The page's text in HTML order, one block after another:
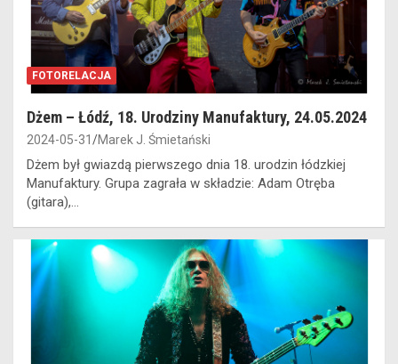
FOTORELACJA
Dżem – Łódź, 18. Urodziny Manufaktury, 24.05.2024
2024-05-31 Marek J. Śmietański
Dżem był gwiazdą pierwszego dnia 18. urodzin łódzkiej
Manufaktury. Grupa zagrała w składzie: Adam Otręba
(gitara),…